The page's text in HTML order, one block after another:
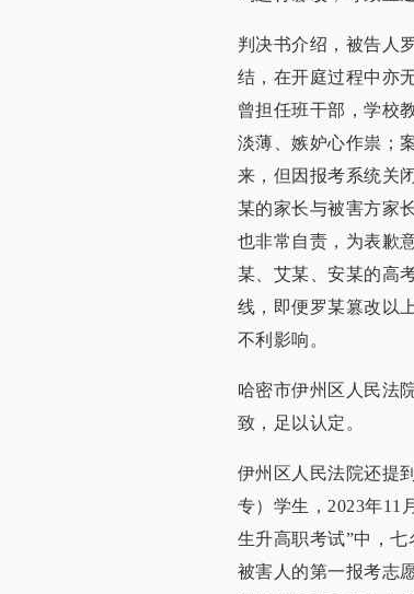
判决书介绍，被告人
结，在开庭过程中亦
曾担任班干部，学校
淡薄、嫉妒心作祟；
来，但因报考系统关
某的家长与被害方家
也非常自责，为表歉
某、艾某、安某的高
线，即便罗某篡改以
不利影响。
哈密市伊州区人民法
致，足以认定。
伊州区人民法院还提
专）学生，2023年11
生升高职考试”中，
被害人的第一报考志